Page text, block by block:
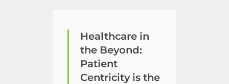
Healthcare in
the Beyond:
Patient
Centricity is the